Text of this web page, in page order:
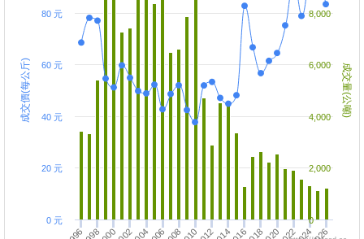
成交價(每公斤) 成交量(公噸)
0 元
20 元
40 元
60 元
80 元
0
2,000
4,000
6,000
8,000